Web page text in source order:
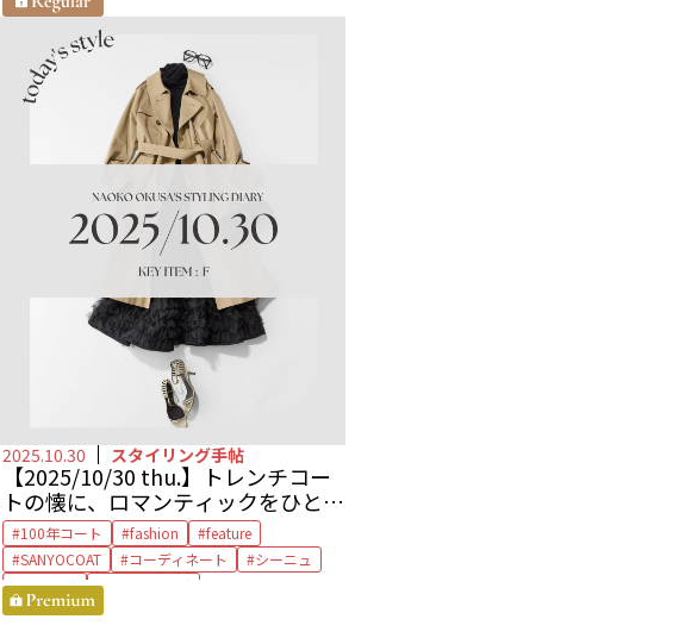
2025.10.30 スタイリング手帖
【2025/10/30 thu.】トレンチコー
トの懐に、ロマンティックをひとさ
じ100年コート fashion
feature
SANYOCOAT
コーディネート
シーニュ
スカート
スタイリング
タートルネックカットソー